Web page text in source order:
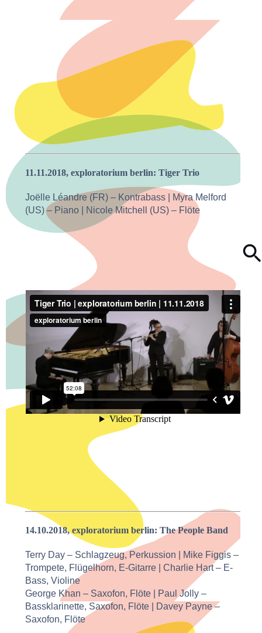
11.11.2018, exploratorium berlin: Tiger Trio
Joëlle Léandre (FR) – Kontrabass | Myra Melford
(US) – Piano | Nicole Mitchell (US) – Flöte
14.10.2018, exploratorium berlin: The People Band
Terry Day – Schlagzeug, Perkussion | Mike Figgis –
Trompete, Flügelhorn, E-Gitarre | Charlie Hart – E-
Bass, Violine
George Khan – Saxofon, Flöte | Paul Jolly –
Bassklarinette, Saxofon, Flöte | Davey Payne –
Saxofon, Flöte